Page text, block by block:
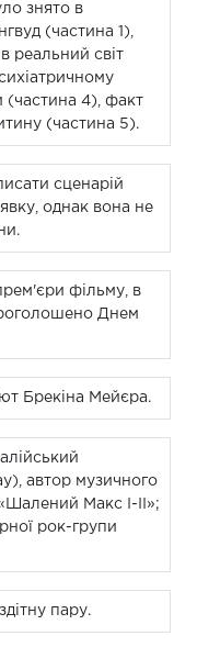
знято в
(частина 1),
реальний світ
(частина 4), факт
(частина 5).
сценарій
однак вона не
фільму, в
Днем
Брекіна Мейєра.
автор музичного
Макс I-II»;
рок-групи
пару.